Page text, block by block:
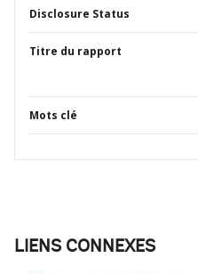
Disclosure Status
Titre du rapport
Mots clé
LIENS CONNEXES